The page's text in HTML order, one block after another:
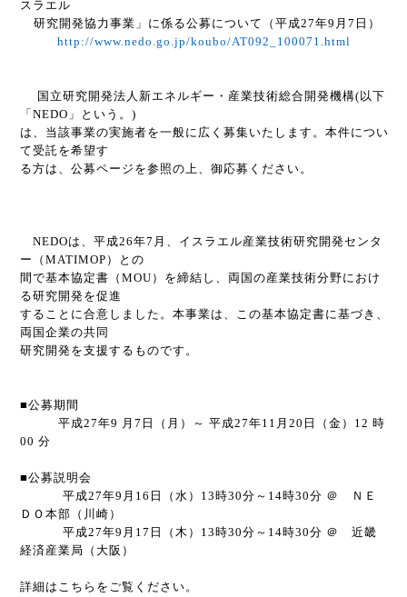
スラエル
研究開発協力事業」に係る公募について（平成27年9 月 7 日）
http://www.nedo.go.jp/koubo/AT092_100071.html
国立研究開発法人新エネルギー・産業技術総合開発機構( 以下
「 NEDO 」という。 )
は、当該事業の実施者を一般に広く募集いたします。本件につい
て受託を希望す
る方は、公募ページを参照の上、御応募ください。
NEDOは、平成26年7 月、イスラエル産業技術研究開発センタ
ー（ MATIMOP ）との
間で基本協定書（ MOU ）を締結し、両国の産業技術分野におけ
る研究開発を促進
することに合意しました。本事業は、この基本協定書に基づき、
両国企業の共同
研究開発を支援するものです。
■公募期間
平成27年9 月 7 日（月）～ 平成27年11 月 20 日（金） 12 時
00 分
■公募説明会
平成27年9 月 16 日（水） 13時30分～ 14時30分 ＠ ＮＥ
ＤＯ本部（川崎）
平成27年9 月 17 日（木） 13時30分～ 14時30分 ＠ 近畿
経済産業局（大阪）
詳細はこちらをご覧ください。